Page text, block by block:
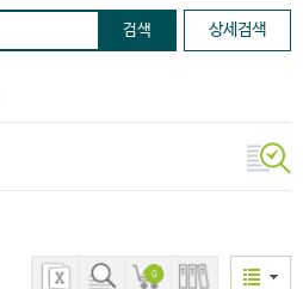
상세검색
0